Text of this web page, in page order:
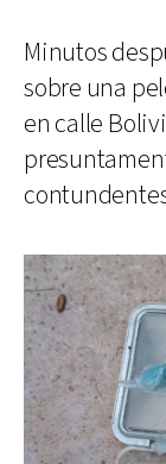
Minutos
sobre una
en calle